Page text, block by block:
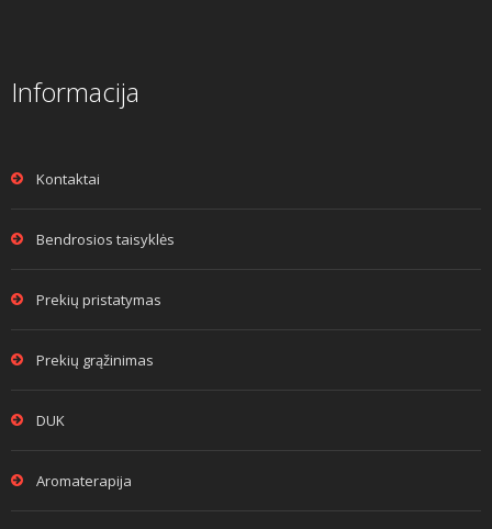
Informacija
Kontaktai
Bendrosios taisyklės
Prekių pristatymas
Prekių grąžinimas
DUK
Aromaterapija